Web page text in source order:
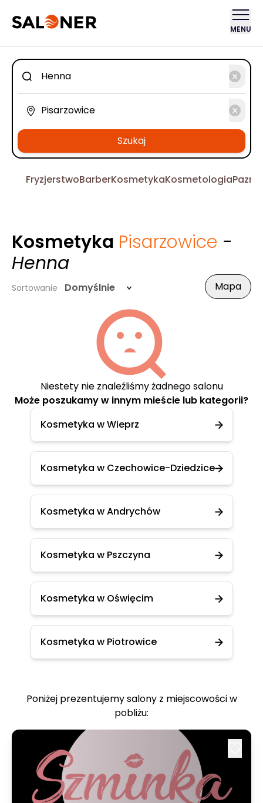
MENU
Szukaj
FryzjerstwoBarberKosmetykaKosmetologia
Kosmetyka Pisarzowice -
Henna
Sortowanie Domyślnie Mapa
Niestety nie znaleźliśmy żadnego salonu
Może poszukamy w innym mieście lub kategorii?
Kosmetyka w Wieprz
Kosmetyka w Czechowice-Dziedzice
Kosmetyka w Andrychów
Kosmetyka w Pszczyna
Kosmetyka w Oświęcim
Kosmetyka w Piotrowice
Poniżej prezentujemy salony z miejscowości w
pobliżu: